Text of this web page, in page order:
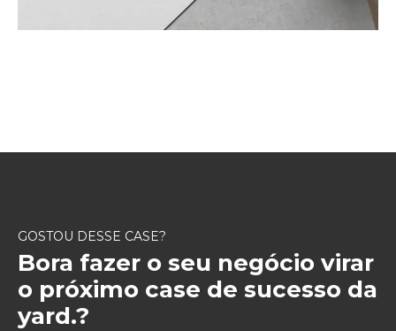
GOSTOU DESSE CASE?
Bora fazer o seu negócio virar
o próximo case de sucesso da
yard.?